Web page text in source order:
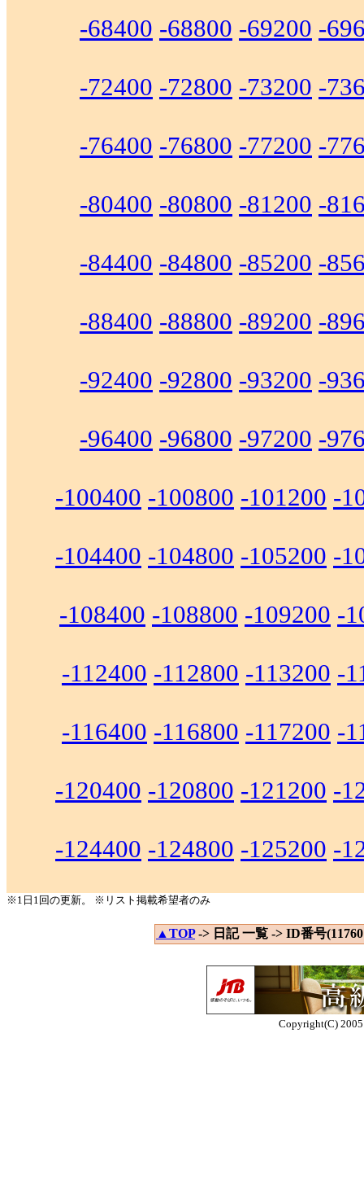
-68400 -68800 -69200 -
-72400 -72800 -73200 -
-76400 -76800 -77200 -
-80400 -80800 -81200 -
-84400 -84800 -85200 -
-88400 -88800 -89200 -
-92400 -92800 -93200 -
-96400 -96800 -97200 -
-100400 -100800 -101200 -
-104400 -104800 -105200 -
-108400 -108800 -109200 -
-112400 -112800 -113200 -
-116400 -116800 -117200 -
-120400 -120800 -121200 -
-124400 -124800 -125200 -
※1日1回の更新。 ※リスト掲載希望者のみ
▲TOP-> 日記 一覧 -> ID番号
Copyright(C)